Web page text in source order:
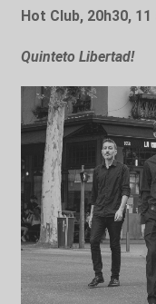
Hot Club, 20h30,
Quinteto Libertad!